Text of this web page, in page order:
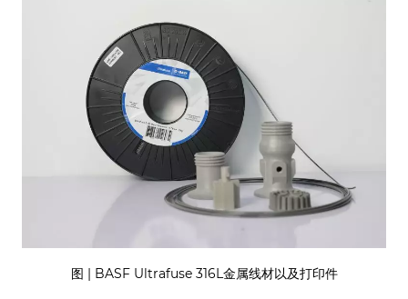
图 | BASF Ultrafuse 316L金属线材以及打印件